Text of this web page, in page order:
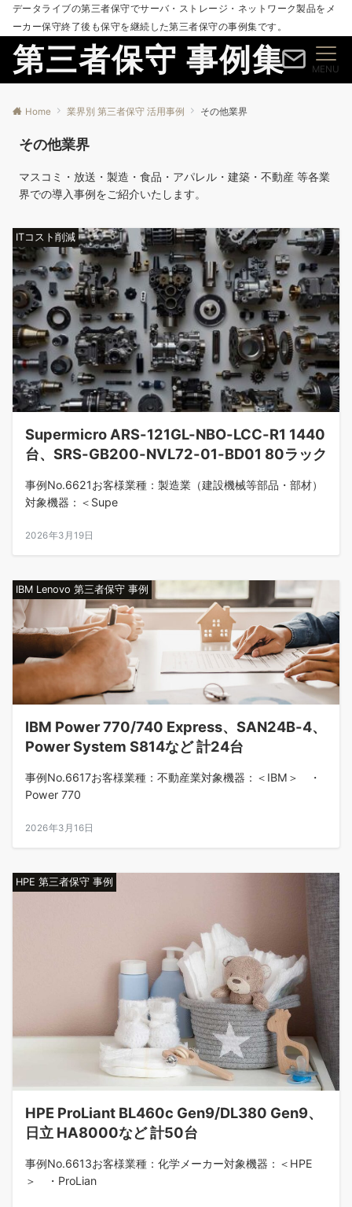
データライブの第三者保守でサーバ・ストレージ・ネットワーク製品をメ
ーカー保守終了後も保守を継続した第三者保守の事例集です。
第三者保守 事例集 MENU
Home 業界別 第三者保守 活用事例 その他業界
その他業界
マスコミ・放送・製造・食品・アパレル・建築・不動産 等各業
界での導入事例をご紹介いたします。
ITコスト削減
Supermicro ARS-121GL-NBO-LCC-R1 1440
台、SRS-GB200-NVL72-01-BD01 80ラック
事例No.6621お客様業種：製造業（建設機械等部品・部材）
対象機器：＜Supe
2026年3月19日
IBM Lenovo 第三者保守 事例
IBM Power 770/740 Express、SAN24B-4、
Power System S814など 計24台
事例No.6617お客様業種：不動産業対象機器：＜IBM＞ ・
Power 770
2026年3月16日
HPE 第三者保守 事例
HPE ProLiant BL460c Gen9/DL380 Gen9、
日立 HA8000など 計50台
事例No.6613お客様業種：化学メーカー対象機器：＜HPE
＞ ・ProLian